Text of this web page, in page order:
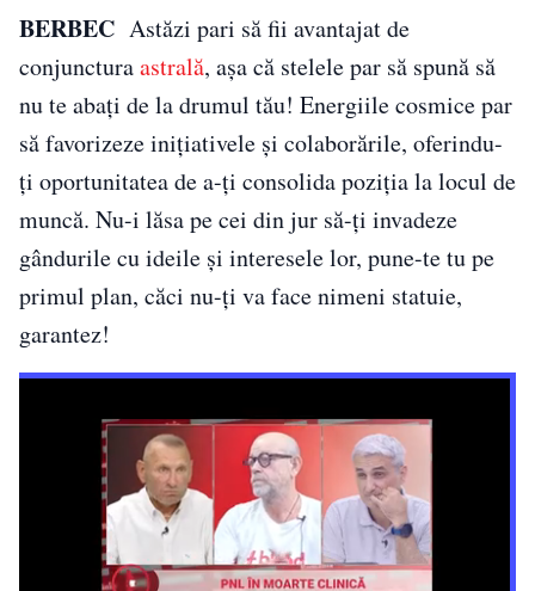
BERBEC Astăzi pari să fii avantajat de
conjuncturaastrală, așa că stelele par să spună să
nu te abați de la drumul tău! Energiile cosmice par
să favorizeze inițiativele și colaborările, oferindu-
ți oportunitatea de a-ți consolida poziția la locul de
muncă. Nu-i lăsa pe cei din jur să-ți invadeze
gândurile cu ideile și interesele lor, pune-te tu pe
primul plan, căci nu-ți va face nimeni statuie,
garantez!